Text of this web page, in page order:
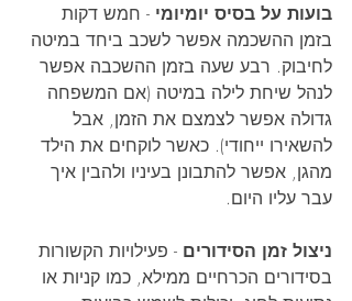
בועות על בסיס יומיומי - חמש דקות
בזמן ההשכמה אפשר לשכב ביחד במיטה
לחיבוק. רבע שעה בזמן ההשכבה אפשר
לנהל שיחת לילה במיטה (אם המשפחה
גדולה אפשר לצמצם את הזמן, אבל
להשאירו ייחודי). כאשר לוקחים את הילד
מהגן, אפשר להתבונן בעיניו ולהבין איך
עבר עליו היום.
ניצול זמן הסידורים - פעילויות הקשורות
בסידורים הכרחיים ממילא, כמו קניות או